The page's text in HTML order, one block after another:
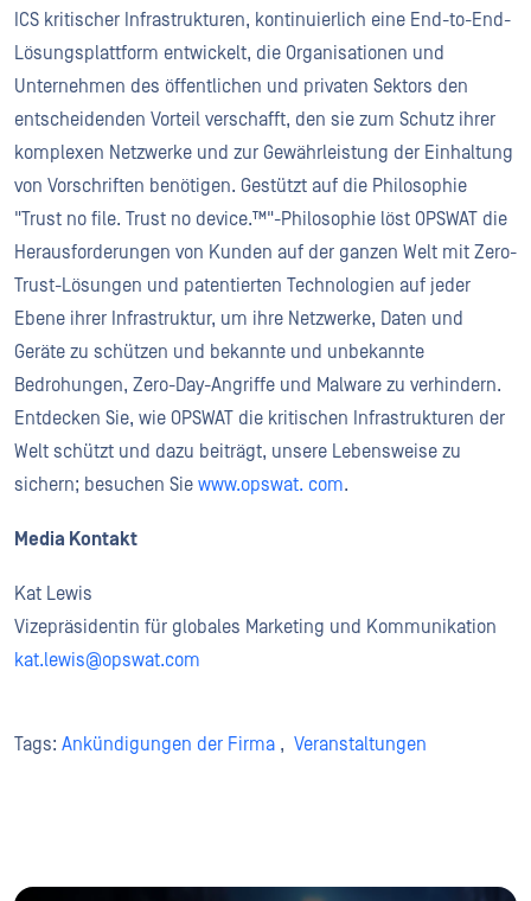
ICS kritischer Infrastrukturen, kontinuierlich eine End-to-End-
Lösungsplattform entwickelt, die Organisationen und
Unternehmen des öffentlichen und privaten Sektors den
entscheidenden Vorteil verschafft, den sie zum Schutz ihrer
komplexen Netzwerke und zur Gewährleistung der Einhaltung
von Vorschriften benötigen. Gestützt auf die Philosophie
"Trust no file. Trust no device.™"-Philosophie löst OPSWAT die
Herausforderungen von Kunden auf der ganzen Welt mit Zero-
Trust-Lösungen und patentierten Technologien auf jeder
Ebene ihrer Infrastruktur, um ihre Netzwerke, Daten und
Geräte zu schützen und bekannte und unbekannte
Bedrohungen, Zero-Day-Angriffe und Malware zu verhindern.
Entdecken Sie, wie OPSWAT die kritischen Infrastrukturen der
Welt schützt und dazu beiträgt, unsere Lebensweise zu
sichern; besuchen Sie www.opswat. com.
Media Kontakt
Kat Lewis
Vizepräsidentin für globales Marketing und Kommunikation
kat.lewis@opswat.com
Tags: Ankündigungen der Firma , Veranstaltungen